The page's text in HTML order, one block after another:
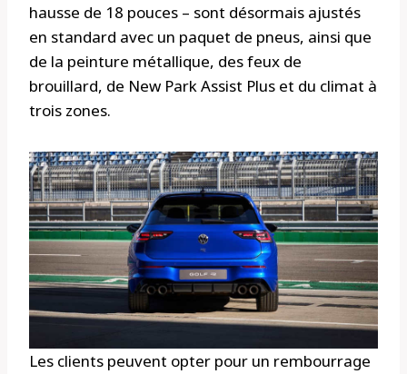
hausse de 18 pouces – sont désormais ajustés
en standard avec un paquet de pneus, ainsi que
de la peinture métallique, des feux de
brouillard, de New Park Assist Plus et du climat à
trois zones.
Les clients peuvent opter pour un rembourrage